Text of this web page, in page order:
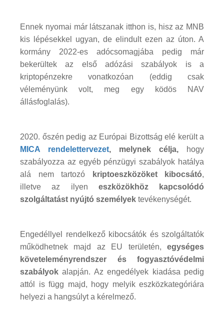
Ennek nyomai már látszanak itthon is, hisz az MNB
kis lépésekkel ugyan, de elindult ezen az úton. A
kormány 2022-es adócsomagjába pedig már
bekerültek az első adózási szabályok is a
kriptopénzekre vonatkozóan (eddig csak
véleményünk volt, meg egy ködös NAV
állásfoglalás).
2020. őszén pedig az Európai Bizottság elé került a
MICA rendelettervezet, melynek célja,
hogy
szabályozza az egyéb pénzügyi szabályok hatálya
alá nem tartozó
kriptoeszközöket kibocsátó,
illetve az ilyen eszközökhöz kapcsolódó
szolgáltatást nyújtó személyek tevékenységét.
Engedéllyel rendelkező kibocsátók és szolgáltatók
működhetnek majd az EU területén, egységes
követeleményrendszer és fogyasztóvédelmi
szabályokalapján. Az engedélyek kiadása pedig
attól is függ majd, hogy melyik eszközkategóriára
helyezi a hangsúlyt a kérelmező.